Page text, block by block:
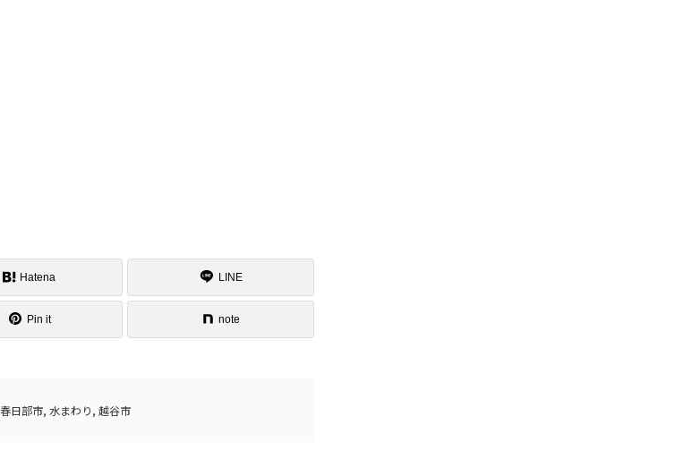
Hatena LINE
Pin it note
春日部市, 水まわり, 越谷市